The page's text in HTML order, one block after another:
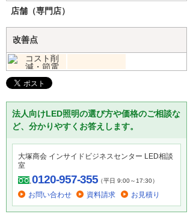
店舗（専門店）
改善点
法人向けLED照明の選び方や価格のご相談な
ど、分かりやすくお答えします。
大塚商会 インサイドビジネスセンター LED相談
室
0120-957-355（平日 9:00～17:30）
お問い合わせ 資料請求 お見積り